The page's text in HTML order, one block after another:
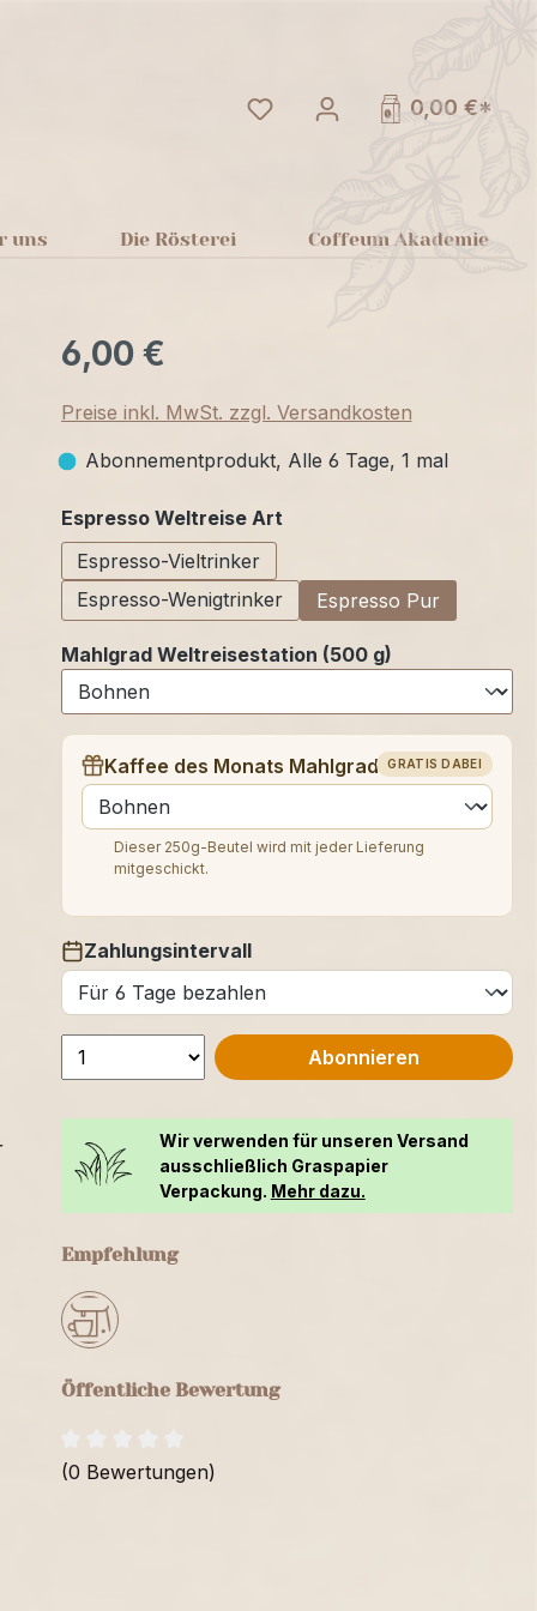
Du hast 0 Produkte auf
0,00 €*
uns Die Rösterei Coffeum Akademie
6,00 €
Preise inkl. MwSt. zzgl. Versandkosten
Abonnementprodukt, Alle 6 Tage, 1 mal
Espresso Weltreise Artauswählen
Espresso-Vieltrinker
Espresso-Wenigtrinker
Espresso Pur
Mahlgrad Weltreisestation (500 g)
GRATIS DABEI
Kaffee des Monats Mahlgrad (250 g)
auswählen
Dieser 250g-Beutel wird mit jeder Lieferung
mitgeschickt.
Zahlungsintervall
auswählen
Abonnieren
Wir verwenden für unseren Versand
ausschließlich Graspapier
Verpackung. Mehr dazu.
Empfehlung
Öffentliche Bewertung
(0 Bewertungen)